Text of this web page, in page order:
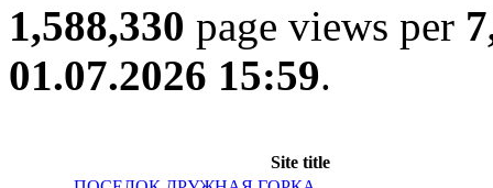
1,588,330 page views per
01.07.2026 15:59.
Site title